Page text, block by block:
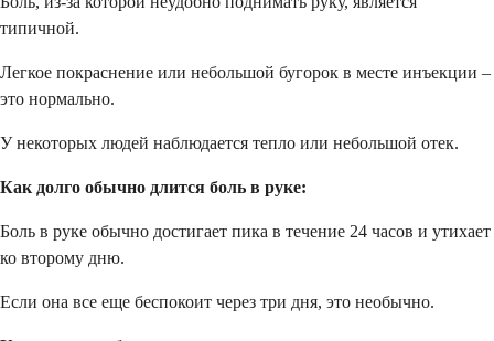
типичной.
Легкое покраснение или небольшой бугорок в месте инъекции –
это нормально.
У некоторых людей наблюдается тепло или небольшой отек.
Как долго обычно длится боль в руке:
Боль в руке обычно достигает пика в течение 24 часов и утихает
ко второму дню.
Если она все еще беспокоит через три дня, это необычно.